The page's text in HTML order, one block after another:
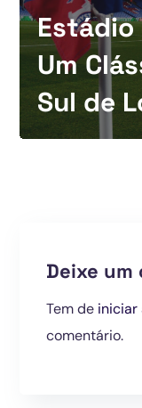
Estádio
Um
Sul de
Deixe
Tem de iniciar
comentário.